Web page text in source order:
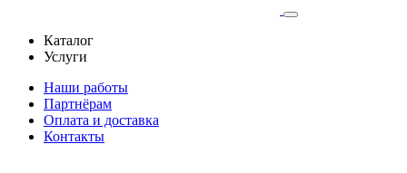
Каталог
Услуги
Наши работы
Партнёрам
Оплата и доставка
Контакты